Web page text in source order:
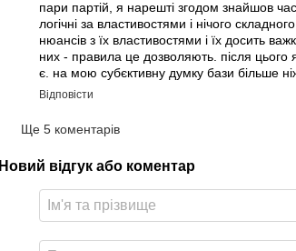
пари партій, я нарешті згодом знайшов
логічні за властивостями і нічого
нюансів з їх властивостями і їх досить
них - правила це дозволяють. після цього
є. на мою субєктивну думку бази більше
Відповісти
Ще 5 коментарів
Новий відгук або коментар